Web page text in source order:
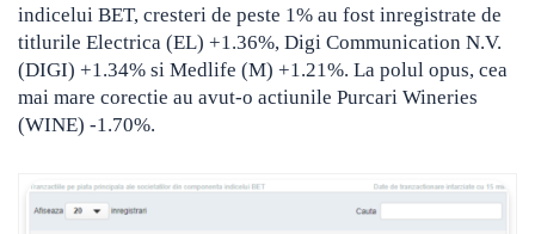
indicelui BET, cresteri de peste 1% au fost inregistrate de
titlurile Electrica (EL) +1.36%, Digi Communication N.V.
(DIGI) +1.34% si Medlife (M) +1.21%. La polul opus, cea
mai mare corectie au avut-o actiunile Purcari Wineries
(WINE) -1.70%.